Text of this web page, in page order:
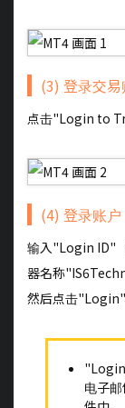
(3) 登录交易
点击"Login to
(4) 登录账户
输入"Login ID"
器名称
然后点击"Login"
电子